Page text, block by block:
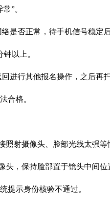
”。
是否正常，待手机信号稳定
以上。
进行其他报名操作，之后再
合格。
照射摄像头、脸部光线太强等
头，保持脸部置于镜头中间
提示身份核验不通过。